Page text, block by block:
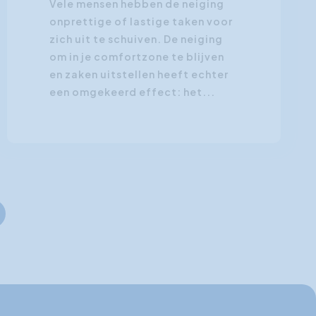
Vele mensen hebben de neiging
onprettige of lastige taken voor
zich uit te schuiven. De neiging
om in je comfortzone te blijven
en zaken uitstellen heeft echter
een omgekeerd effect: het...